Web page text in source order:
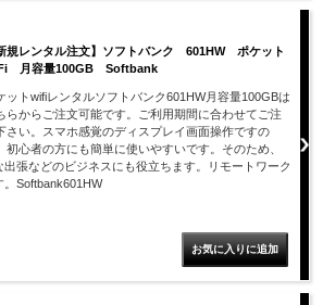
規レンタル注文】ソフトバンク 601HW ポケット
月容量100GB Softbank
ットwifiレンタルソフトバンク601HW月容量100GBは
らからご注文可能です。ご利用期間に合わせてご注
さい。スマホ感覚のディスプレイ画面操作ですの
初心者の方にも簡単に使いやすいです。そのため、
張などのビジネスにも役立ちます。リモートワーク
。Softbank601HW